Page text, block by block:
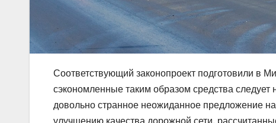
Соответствующий законопроект подготовили в
сэкономленные таким образом средства
довольно странное неожиданное предложение
улучшению качества дорожной сети,